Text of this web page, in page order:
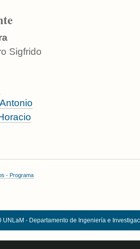
Sigfrido
- Programa
- Departamento de Ingeniería e